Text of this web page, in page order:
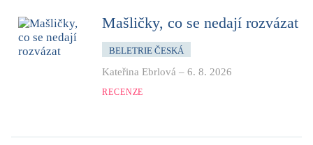
Mašličky, co se nedají rozvázat
BELETRIE ČESKÁ
Kateřina Ebrlová – 6. 8. 2026
RECENZE